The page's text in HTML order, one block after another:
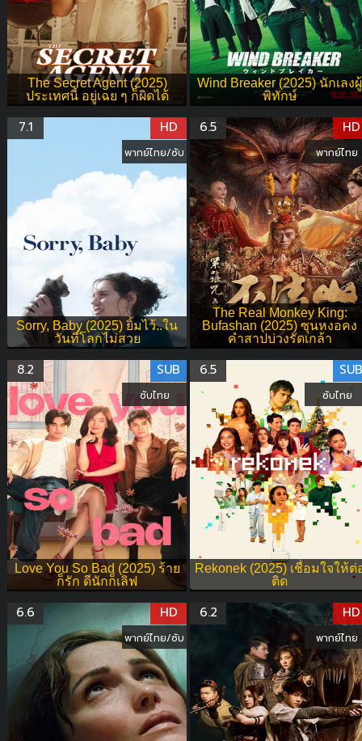
The Secret Agent (2025)
ประเทศนี้ อยู่เฉย ๆ ก็ผิดได้
Wind Breaker (2025) นักเลงผู้
พิทักษ์
Sorry, Baby (2025) ยิ้มไว้..ใน
วันที่โลกไม่สวย
7.1 HD
พากย์ไทย/ซับ
The Real Monkey King:
Bufashan (2025) ซุนหงอคง
คำสาปบ่วงรัดเกล้า
6.5 HD
พากย์ไทย
Love You So Bad (2025) ร้าย
ก็รัก ดีนักก็เลิฟ
8.2 SUB
ซับไทย
Rekonek (2025) เชื่อมใจให้ต่
ติด
6.5 SUB
ซับไทย
6.6 HD
พากย์ไทย/ซับ
6.2 HD
พากย์ไทย